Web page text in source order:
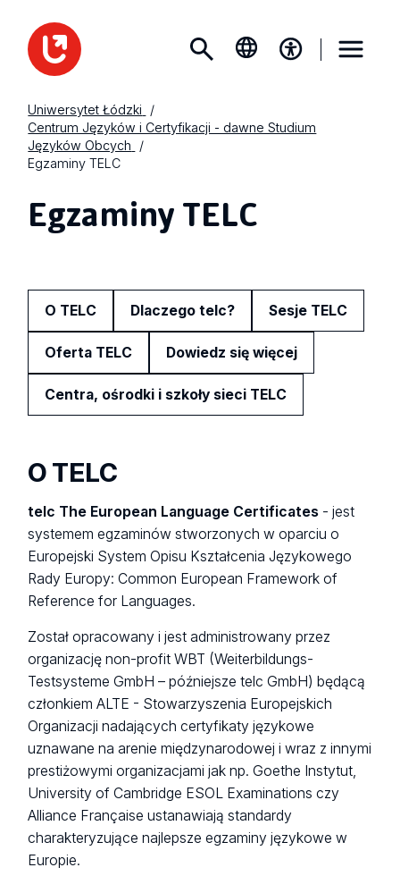
Uniwersytet Łódzki
Centrum Języków i Certyfikacji - dawne Studium
Języków Obcych
Egzaminy TELC
Egzaminy TELC
O TELC Dlaczego telc? Sesje TELC
Oferta TELC Dowiedz się więcej
Centra, ośrodki i szkoły sieci TELC
O TELC
telc The European Language Certificates - jest
systemem egzaminów stworzonych w oparciu o
Europejski System Opisu Kształcenia Językowego
Rady Europy: Common European Framework of
Reference for Languages.
Został opracowany i jest administrowany przez
organizację non-profit WBT (Weiterbildungs-
Testsysteme GmbH – późniejsze telc GmbH) będącą
członkiem ALTE - Stowarzyszenia Europejskich
Organizacji nadających certyfikaty językowe
uznawane na arenie międzynarodowej i wraz z innymi
prestiżowymi organizacjami jak np. Goethe Instytut,
University of Cambridge ESOL Examinations czy
Alliance Française ustanawiają standardy
charakteryzujące najlepsze egzaminy językowe w
Europie.